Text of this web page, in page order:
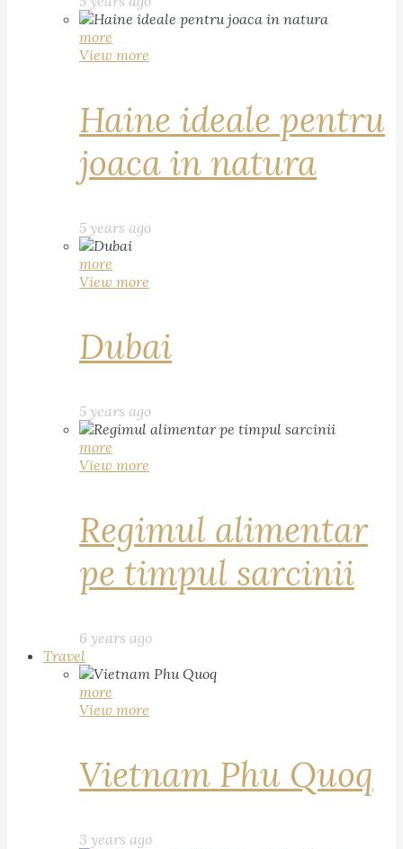
more
View more
Haine ideale pentru
joaca in natura
5 years ago
more
View more
Dubai
5 years ago
more
View more
Regimul alimentar
pe timpul sarcinii
6 years ago
Travel
more
View more
Vietnam Phu Quoq
3 years ago